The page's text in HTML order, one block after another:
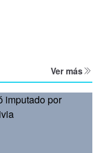
Ver más